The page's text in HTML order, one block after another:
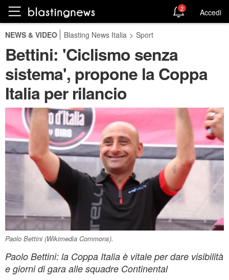
2 Accedi
NEWS & VIDEO Blasting News Italia > Sport
Bettini: 'Ciclismo senza
sistema', propone la Coppa
Italia per rilancio
Paolo Bettini (Wikimedia Commons).
Paolo Bettini: la Coppa Italia è vitale per dare visibilità
e giorni di gara alle squadre Continental